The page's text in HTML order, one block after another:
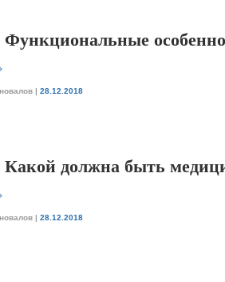
Функциональные
| 28.12.2018
Какой должна быть
| 28.12.2018